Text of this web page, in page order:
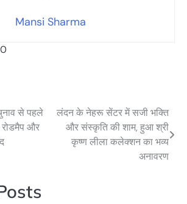
Mansi Sharma
से पहले
और
लंदन के नेहरू सेंटर में सजी भक्ति
और संस्कृति की शाम, हुआ श्री
कृष्ण लीला कलेक्शन का भव्य
अनावरण